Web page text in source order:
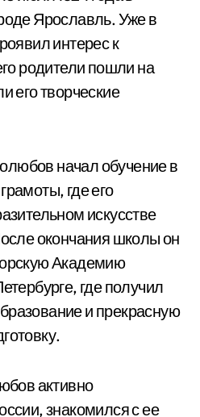
Ярославль. Уже в
интерес к
родители пошли на
его творческие
начал обучение в
где его
искусстве
окончания школы он
Академию
где получил
и прекрасную
активно
знакомился с ее